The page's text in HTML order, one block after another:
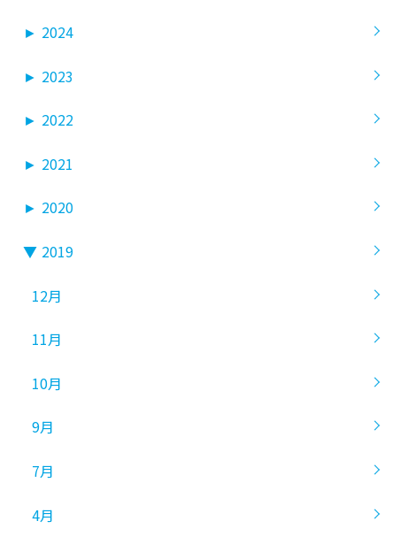
► 2024
► 2023
► 2022
► 2021
► 2020
▼ 2019
12月
11月
10月
9月
7月
4月